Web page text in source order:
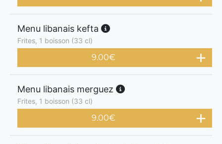
Menu libanais kefta
Frites, 1 boisson (33 cl)
9.00€
Menu libanais merguez
Frites, 1 boisson (33 cl)
9.00€